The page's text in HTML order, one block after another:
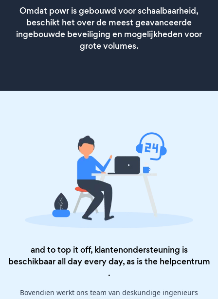
Omdat powr is gebouwd voor schaalbaarheid,
beschikt het over de meest geavanceerde
ingebouwde beveiliging en mogelijkheden voor
grote volumes.
and to top it off, klantenondersteuning is
beschikbaar all day every day, as is the helpcentrum
.
Bovendien werkt ons team van deskundige ingenieurs